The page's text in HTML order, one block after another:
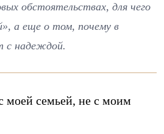
обстоятельствах, для чего
а еще о том, почему в
с надеждой.
моей семьей, не с моим